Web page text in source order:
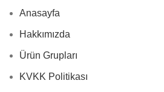
Anasayfa
Hakkımızda
Ürün Grupları
KVKK Politikası